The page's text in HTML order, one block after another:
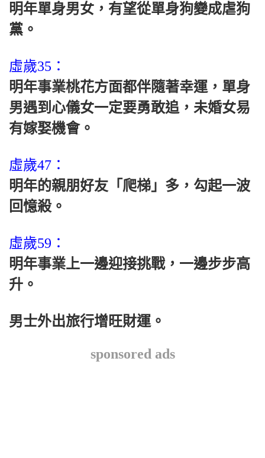
明年單身男女，有望從單身狗變成虐狗
黨。
虛歲35：
明年事業桃花方面都伴隨著幸運，單身
男遇到心儀女一定要勇敢追，未婚女易
有嫁娶機會。
虛歲47：
明年的親朋好友「爬梯」多，勾起一波
回憶殺。
虛歲59：
明年事業上一邊迎接挑戰，一邊步步高
升。
男士外出旅行增旺財運。
sponsored ads